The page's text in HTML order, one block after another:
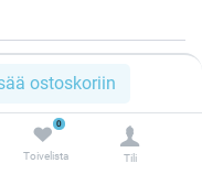
ostoskoriin
0
Toivelista Tili